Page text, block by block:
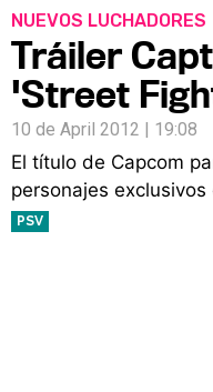
NUEVOS LUCHADORES
Tráiler
'Street
10 de April 2012 | 19:08
El título de Capcom
personajes
PSV